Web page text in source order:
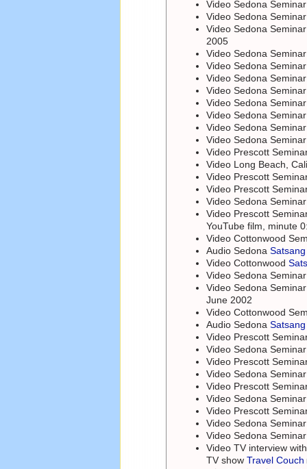
Video Sedona
Video Sedona
Video Sedona
2005
Video Sedona
Video Sedona
Video Sedona
Video Sedona
Video Sedona
Video Sedona
Video Sedona
Video Sedona
Video Prescott
Video Long Beach,
Video Prescott
Video Prescott
Video Sedona
Video Prescott
YouTube film, minute
Video Cottonwood
Audio Sedona
Video Cottonwood
Video Sedona
Video Sedona
June 2002
Video Cottonwood
Audio Sedona
Video Prescott
Video Sedona
Video Prescott
Video Sedona
Video Prescott
Video Sedona
Video Prescott
Video Sedona
Video Sedona
Video TV interview
TV showTravel Couch